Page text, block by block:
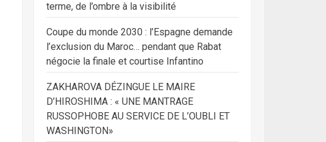
terme, de l’ombre à la visibilité
Coupe du monde 2030 : l’Espagne demande
l’exclusion du Maroc… pendant que Rabat
négocie la finale et courtise Infantino
ZAKHAROVA DÉZINGUE LE MAIRE
D’HIROSHIMA : « UNE MANTRAGE
RUSSOPHOBE AU SERVICE DE L’OUBLI ET
WASHINGTON»